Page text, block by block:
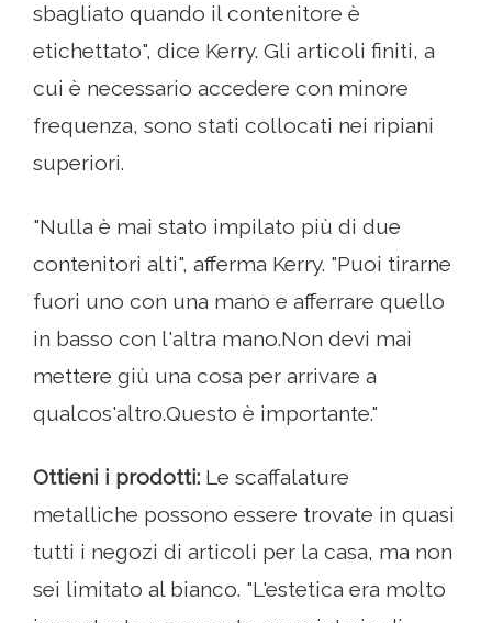
sbagliato quando il contenitore è
etichettato", dice Kerry. Gli articoli finiti, a
cui è necessario accedere con minore
frequenza, sono stati collocati nei ripiani
superiori.
"Nulla è mai stato impilato più di due
contenitori alti", afferma Kerry. "Puoi tirarne
fuori uno con una mano e afferrare quello
in basso con l'altra mano.Non devi mai
mettere giù una cosa per arrivare a
qualcos'altro.Questo è importante."
Ottieni i prodotti: Le scaffalature
metalliche possono essere trovate in quasi
tutti i negozi di articoli per la casa, ma non
sei limitato al bianco. "L'estetica era molto